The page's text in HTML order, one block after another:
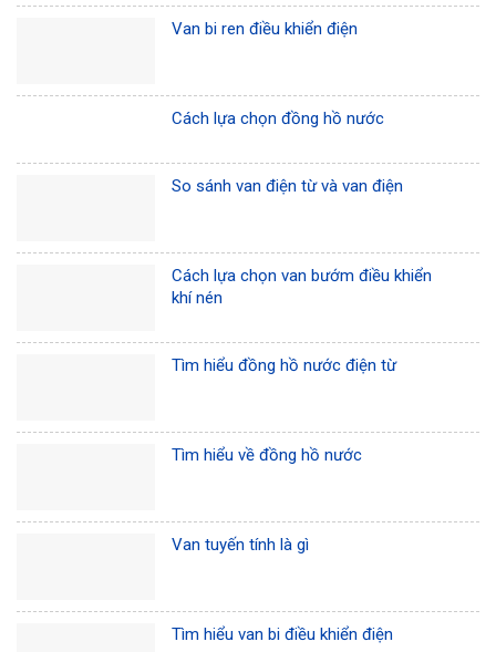
Van bi ren điều khiển điện
Cách lựa chọn đồng hồ nước
So sánh van điện từ và van điện
Cách lựa chọn van bướm điều khiển
khí nén
Tìm hiểu đồng hồ nước điện từ
Tìm hiểu về đồng hồ nước
Van tuyến tính là gì
Tìm hiểu van bi điều khiển điện